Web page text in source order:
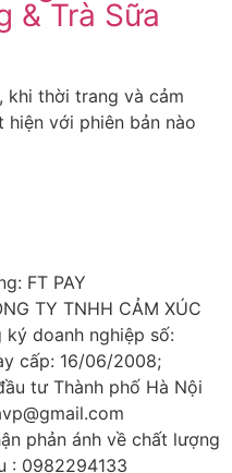
& Trà Sữa
khi thời trang và cảm
hiện với phiên bản nào
FT PAY
TY TNHH CẢM XÚC
ký doanh nghiệp số:
16/06/2008;
tư Thành phố Hà Nội
phản ánh về chất lượng
: 0982294133